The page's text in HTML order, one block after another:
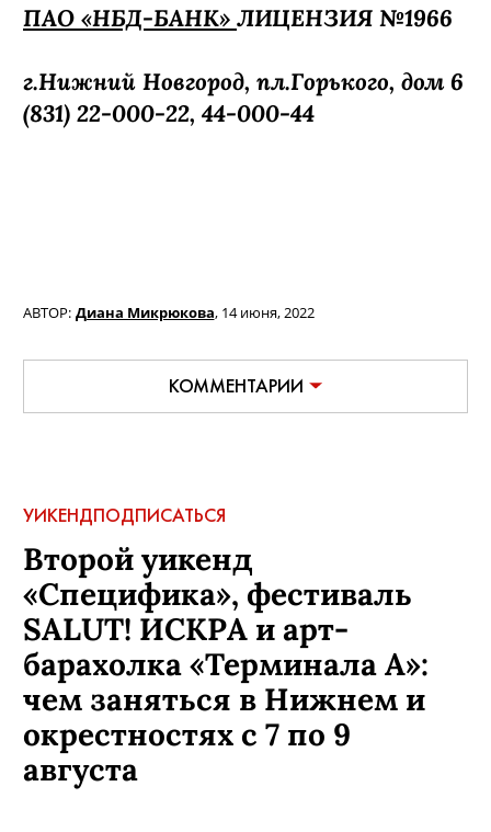
ПАО «НБД-БАНК» ЛИЦЕНЗИЯ №1966
г.Нижний Новгород, пл.Горького, дом 6
(831) 22-000-22, 44-000-44
АВТОР: Диана Микрюкова, 14 июня, 2022
КОММЕНТАРИИ
УИКЕНДПОДПИСАТЬСЯ
Второй уикенд
«Специфика», фестиваль
SALUT! ИСКРА и арт-
барахолка «Терминала А»:
чем заняться в Нижнем и
окрестностях с 7 по 9
августа